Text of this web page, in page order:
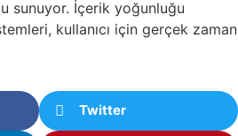
sunuyor. İçerik yoğunluğu
kullanıcı için gerçek zaman
Twitter